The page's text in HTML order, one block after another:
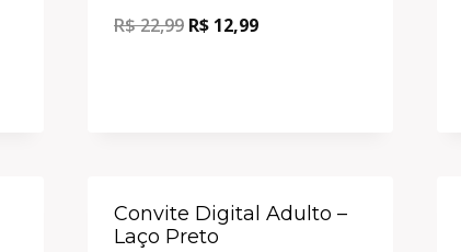
R$22,99 R$ 12,99
Convite Digital Adulto –
Laço Preto